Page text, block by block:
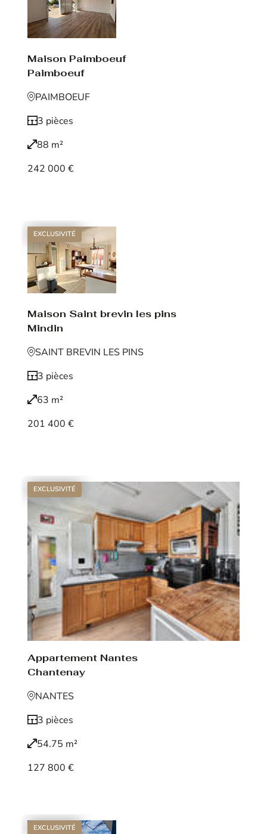
Maison Paimboeuf
Paimboeuf
PAIMBOEUF
3 pièces
88 m²
242 000 €
EXCLUSIVITÉ
Maison Saint brevin les pins
Mindin
SAINT BREVIN LES PINS
3 pièces
63 m²
201 400 €
EXCLUSIVITÉ
Appartement Nantes
Chantenay
NANTES
3 pièces
54.75 m²
127 800 €
EXCLUSIVITÉ